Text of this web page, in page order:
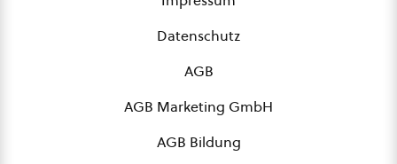
Datenschutz
AGB
AGB Marketing GmbH
AGB Bildung